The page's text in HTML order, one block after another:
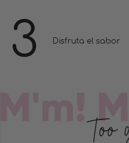
3 Disfruta el sabor